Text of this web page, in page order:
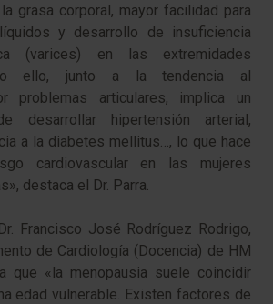
grasa corporal, mayor facilidad para
y desarrollo de insuficiencia
(varices) en las extremidades
ello, junto a la tendencia al
problemas articulares, implica un
desarrollar hipertensión arterial,
a la diabetes mellitus…, lo que hace
cardiovascular en las mujeres
destaca el Dr. Parra.
Francisco José Rodríguez Rodrigo,
de Cardiología (Docencia) de HM
que «la menopausia suele coincidir
edad vulnerable. Existen factores de